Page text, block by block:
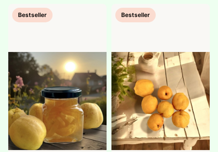
Bestseller Bestseller